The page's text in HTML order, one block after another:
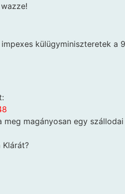
külügyminiszteretek a
magányosan egy